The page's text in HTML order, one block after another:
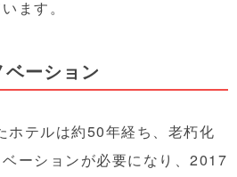
ます。
ーション
ホテルは約50年経ち、老朽化
ーションが必要になり、2017